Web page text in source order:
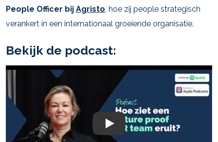
People Officer bij Agristo, hoe zij people strategisch
verankert in een internationaal groeiende organisatie.
Bekijk de podcast:
Play